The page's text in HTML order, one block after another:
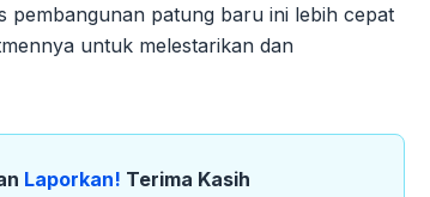
pembangunan patung baru ini lebih cepat
untuk melestarikan dan
Laporkan! Terima Kasih